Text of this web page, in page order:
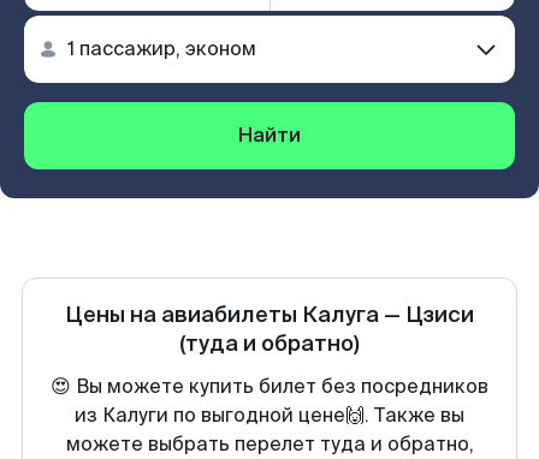
Найти
Цены на авиабилеты Калуга — Цзиси
(туда и обратно)
😍 Вы можете купить билет без посредников
из Калуги по выгодной цене🙌. Также вы
можете выбрать перелет туда и обратно,